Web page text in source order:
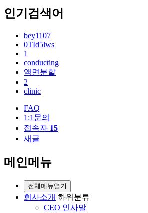
인기검색어
bey1107
0TId5lws
1
conducting
액면분할
2
clinic
FAQ
1:1문의
접속자 15
새글
메인메뉴
전체메뉴열기
회사소개 하위분류
CEO 인사말